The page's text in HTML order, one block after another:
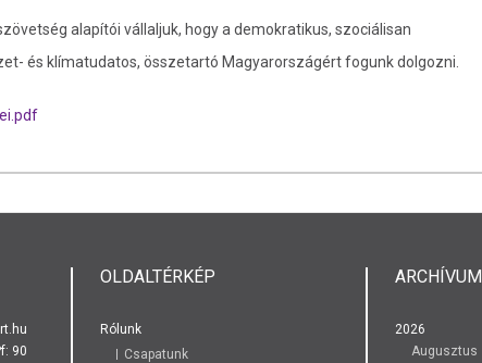
alapítói vállaljuk, hogy a demokratikus, szociálisan
és klímatudatos, összetartó Magyarországért fogunk dolgozni.
90
OLDALTÉRKÉP
Rólunk
Csapatunk
ARCHÍVUM
2026
Augusztus